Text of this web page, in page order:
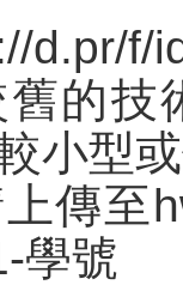
d.pr/f/
的技
小型
傳至
學號